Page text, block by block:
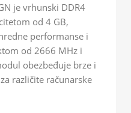
je vrhunski DDR4
od 4 GB,
performanse i
od 2666 MHz i
obezbeđuje brze i
različite računarske